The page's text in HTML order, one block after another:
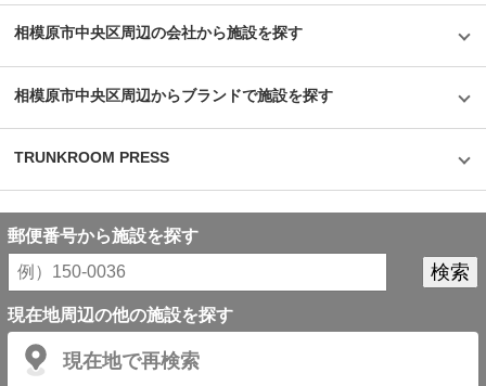
わりたいという方にはおすすめだ。もちろん、セキュリティも万全で、オー
ナーもこの建物に住んでいるため、何かあったときにもすぐに相談できる安
心感がある。大切なモノを預けるのに、こんな特徴のあるトランクルームの
相模原市中央区周辺の会社から施設を探す
相模原市中央区周辺からブランドで施設を探す
TRUNKROOM PRESS
郵便番号から施設を探す
現在地周辺の他の施設を探す
現在地で再検索